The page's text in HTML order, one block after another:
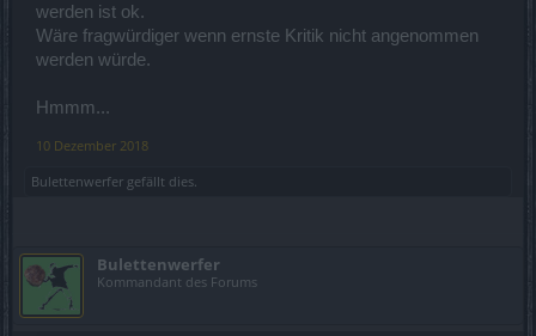
werden ist ok.
Wäre fragwürdiger wenn ernste Kritik nicht angenommen
werden würde.
Hmmm...
10 Dezember 2018
Bulettenwerfer gefällt dies.
Bulettenwerfer
Kommandant des Forums